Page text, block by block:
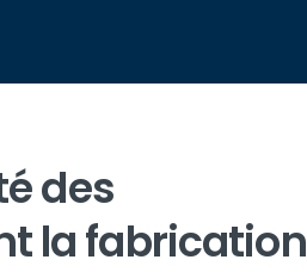
des
la fabrication